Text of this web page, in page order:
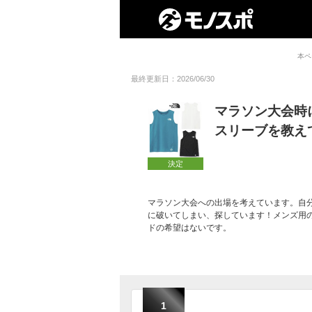
本
最終更新日：2026/06/30
決定
マラソン大会
スリーブを教え
マラソン大会への出場を考えています。
に破いてしまい、探しています！メンズ
ドの希望はないです。
1